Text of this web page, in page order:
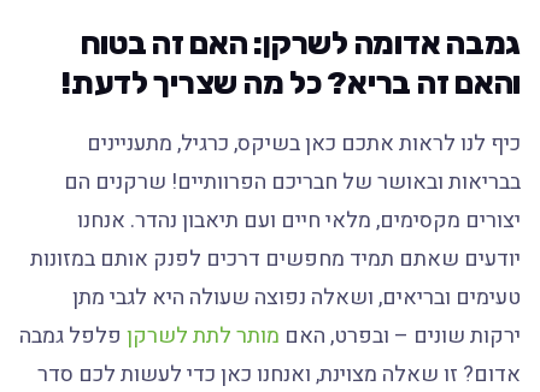
גמבה אדומה לשרקן: האם זה בטוח
והאם זה בריא? כל מה שצריך לדעת!
כיף לנו לראות אתכם כאן בשיקס, כרגיל, מתעניינים
בבריאות ובאושר של חבריכם הפרוותיים! שרקנים הם
יצורים מקסימים, מלאי חיים ועם תיאבון נהדר. אנחנו
יודעים שאתם תמיד מחפשים דרכים לפנק אותם במזונות
טעימים ובריאים, ושאלה נפוצה שעולה היא לגבי מתן
ירקות שונים – ובפרט, האםמותר לתת לשרקןפלפל גמבה
אדום? זו שאלה מצוינת, ואנחנו כאן כדי לעשות לכם סדר